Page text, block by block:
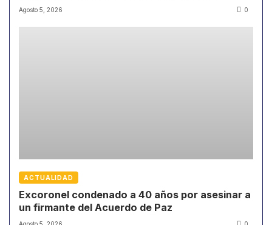
Agosto 5, 2026 0
ACTUALIDAD
Excoronel condenado a 40 años por asesinar a
un firmante del Acuerdo de Paz